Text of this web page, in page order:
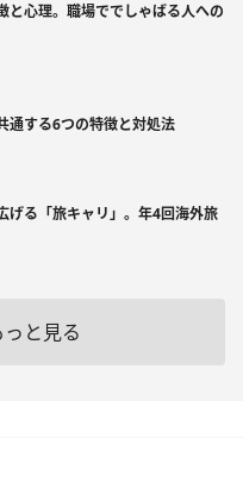
と心理。職場ででしゃばる人への
通する6つの特徴と対処法
げる「旅キャリ」。年4回海外旅
と見る